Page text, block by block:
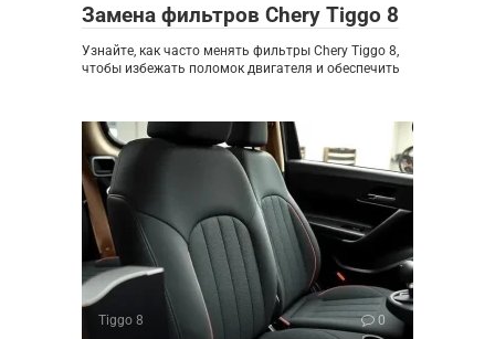
Замена фильтров Chery Tiggo 8
Узнайте, как часто менять фильтры Chery Tiggo 8,
чтобы избежать поломок двигателя и обеспечить
Tiggo 8 0